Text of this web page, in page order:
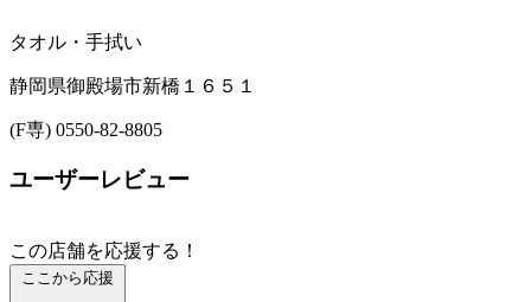
タオル・手拭い
静岡県御殿場市新橋１６５１
(F専) 0550-82-8805
ユーザーレビュー
この店舗を応援する！
ここから応援